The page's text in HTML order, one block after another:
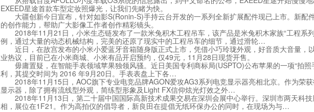
EXEED星途首款车型定妆照爆光，让我们先睹为快。
大疆创新今日宣布，针对如影S(Ronin-S)手持云台开发的一系列全新扩展配件现已上市。新配
的创作能力，帮助广大影像工作者创作精彩镜头。
2018年11月21日，小米生态链发布了一款米兔积木工程吊车，该产品是米兔积木家族“工程系
例，通过大量的动态机械结构，完美的还原了现实中的工程吊车的细节，通过滑轮…
近日，在故宫发布的小米小爱蓝牙音箱随身版正式上市，凭借小巧玲珑外观，好音质大音量，
业热议，目前已在小米商城、小米有品开启预约，仅49元，11月28日现货开售。
毋庸置疑，在智能手表领域苹果独领风骚。近日美国专利商标局(USPTO)公布苹果的一项“拍照
利，其提交时间为 2016 年9月20日。手表表盘上下各…
2018年11月15日，AOC旗下专业电竞品牌AGON爱攻AG3系列电竞显示器亮相北京。作为荣
显示器，除了拥有流线型外观，简练型形象及Light FX信仰炫光灯效之外…
2018年11月13日，第二十届中国国际高新技术成果交易在深圳会展中心举行。深圳市两天科
相，展位在1F21。作为高拍仪的倡导者，新良田在提倡无纸环保办公的同时，在现场为与…